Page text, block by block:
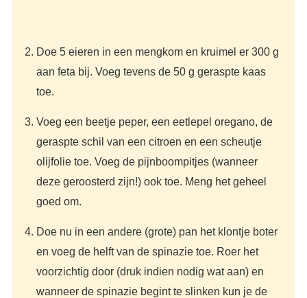
Doe 5 eieren in een mengkom en kruimel er 300 g
aan feta bij. Voeg tevens de 50 g geraspte kaas
toe.
Voeg een beetje peper, een eetlepel oregano, de
geraspte schil van een citroen en een scheutje
olijfolie toe. Voeg de pijnboompitjes (wanneer
deze geroosterd zijn!) ook toe. Meng het geheel
goed om.
Doe nu in een andere (grote) pan het klontje boter
en voeg de helft van de spinazie toe. Roer het
voorzichtig door (druk indien nodig wat aan) en
wanneer de spinazie begint te slinken kun je de